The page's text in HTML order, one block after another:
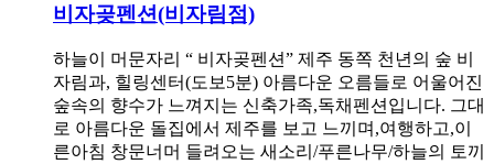
비자곶펜션(비자림점)
하늘이 머문자리 “ 비자곶펜션” 제주 동쪽 천년의 숲 비
자림과, 힐링센터(도보5분) 아름다운 오름들로 어울어진
숲속의 향수가 느껴지는 신축가족,독채펜션입니다. 그대
로 아름다운 돌집에서 제주를 보고 느끼며,여행하고,이
른아침 창문너머 들려오는 새소리/푸른나무/하늘의 토끼